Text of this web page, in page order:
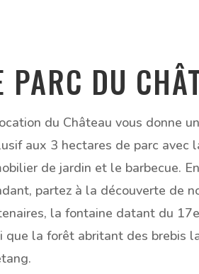
PARC DU
du Château vous donne
aux 3 hectares de parc avec
de jardin et le barbecue.
partez à la découverte de
la fontaine datant du
que la forêt abritant des brebis